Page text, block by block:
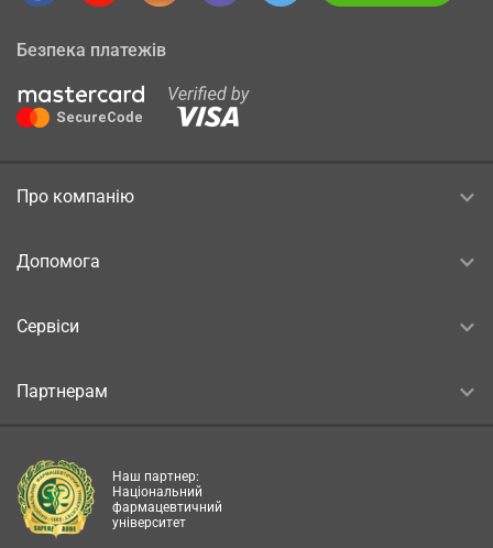
Безпека платежів
Про компанію
Допомога
Сервіси
Партнерам
Наш партнер:
Національний
фармацевтичний
університет